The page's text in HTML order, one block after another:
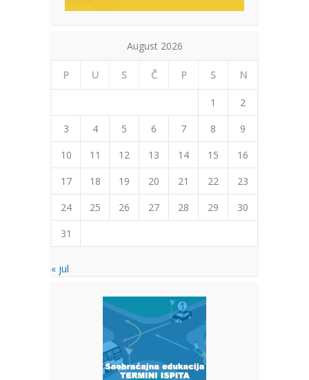
August 2026
P U S Č P S N
1
2
3
4 5 6 7 8
9
10
11 12 13 14 15
16
17
18 19 20 21 22
23
24
25 26 27 28 29
30
31
« jul